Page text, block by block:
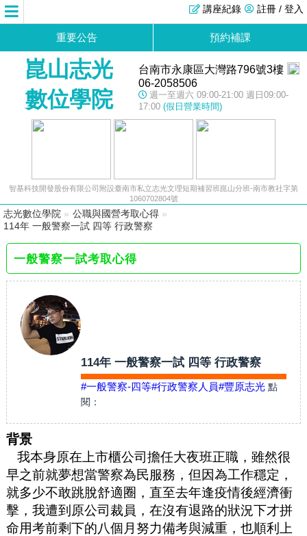
註冊 / 登入
講座紀錄
重要公告 預約補課
崑山志光
數位學院
台南市永康區大灣路796號3樓
06-2058506
週一至週六 09:00-21:00 週日09:00-
17:00 (假日營業時間)
智基科技開發股份有限公司附設臺南市私立志光文理短期補習班崑山分班-南市教社字第
1060702804號
志光數位學院 » 公職與國營考取心得 »
114年 一般警察一試 四等 行政警察
一般警察一試考取心得
114年 一般警察一試 四等 行政警察
#一般警察-四等#行政警察人員#豐原志光 點
閱：
背景
我本身原在上市櫃公司擔任大夜班正職，雖然很
早之前就夢想當警察為民服務，但因為工作穩定，
就多少不敢跳脫舒適圈，直至去年逢疫情後經濟衝
擊，我遭到原公司裁員，在沒有退路的狀況下才拼
命用考前剩下的八個月努力備考與減重，也順利上